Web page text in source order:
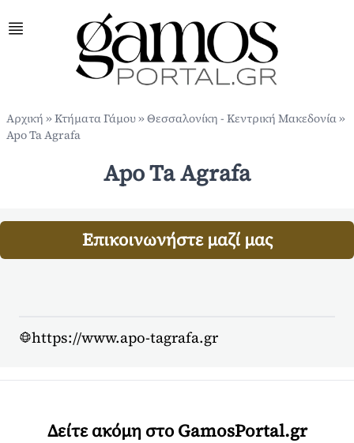
Αρχική »Κτήματα Γάμου»Θεσσαλονίκη - Κεντρική Μακεδονία»
Apo Ta Agrafa
Apo Ta Agrafa
Επικοινωνήστε μαζί μας
https://www.apo-tagrafa.gr
Δείτε ακόμη στο GamosPortal.gr